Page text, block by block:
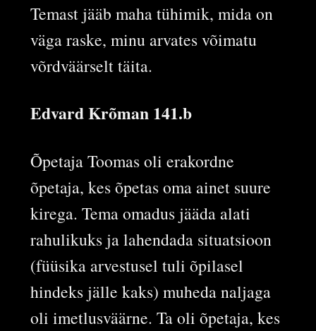
Temast jääb maha tühimik, mida on
väga raske, minu arvates võimatu
võrdväärselt täita.
Edvard Krõman 141.b
Õpetaja Toomas oli erakordne
õpetaja, kes õpetas oma ainet suure
kirega. Tema omadus jääda alati
rahulikuks ja lahendada situatsioon
(füüsika arvestusel tuli õpilasel
hindeks jälle kaks) muheda naljaga
oli imetlusväärne. Ta oli õpetaja, kes